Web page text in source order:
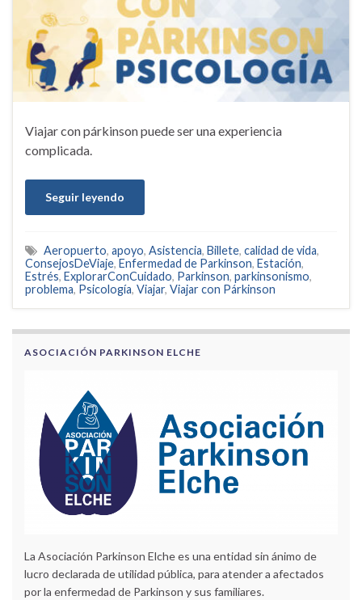
Viajar con párkinson puede ser una experiencia
complicada.
Seguir leyendo
Aeropuerto, apoyo, Asistencia, Billete, calidad de vida,
ConsejosDeViaje, Enfermedad de Parkinson, Estación,
Estrés, ExplorarConCuidado, Parkinson, parkinsonismo,
problema, Psicología, Viajar, Viajar con Párkinson
ASOCIACIÓN PARKINSON ELCHE
La Asociación Parkinson Elche es una entidad sin ánimo de
lucro declarada de utilidad pública, para atender a afectados
por la enfermedad de Parkinson y sus familiares.